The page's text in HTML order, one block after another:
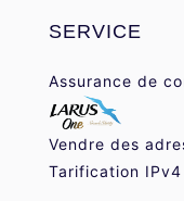
SERVICE
Assurance de
Vendre des
Tarification